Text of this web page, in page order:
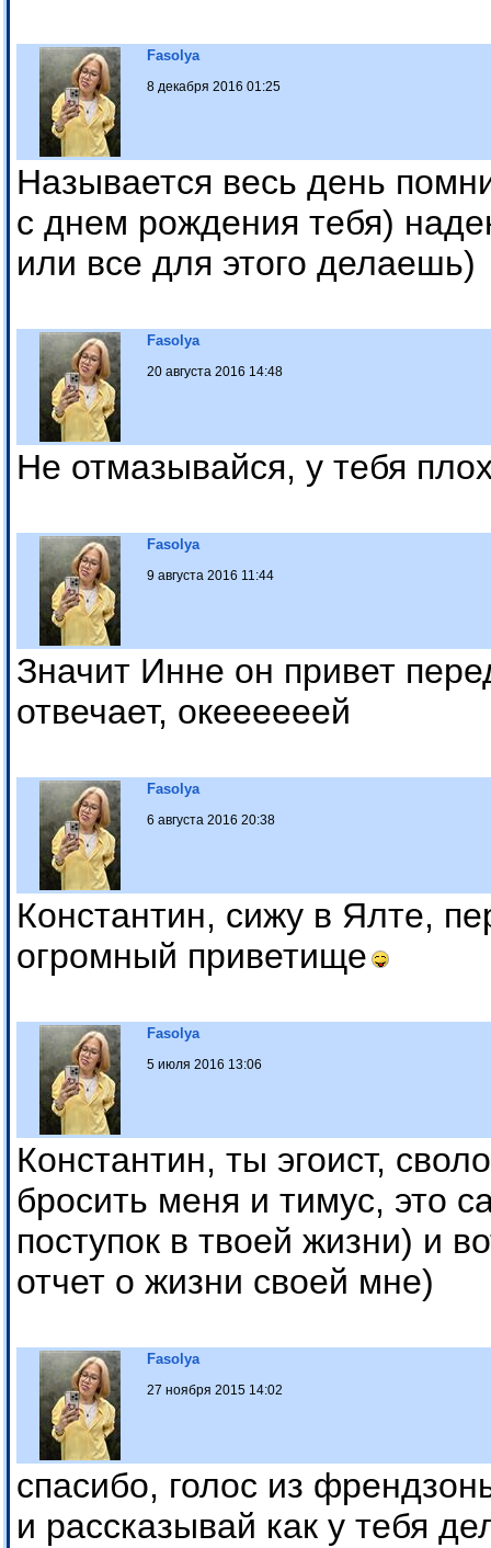
Fasolya
8 декабря 2016 01:25
Называется весь день
с днем рождения тебя)
или все для этого делаешь)
Fasolya
20 августа 2016 14:48
Не отмазывайся, у тебя
Fasolya
9 августа 2016 11:44
Значит Инне он привет
отвечает, океееееей
Fasolya
6 августа 2016 20:38
Константин, сижу в Ялте,
огромный приветище
Fasolya
5 июля 2016 13:06
Константин, ты эгоист,
бросить меня и тимус, это
поступок в твоей жизни) и
отчет о жизни своей мне)
Fasolya
27 ноября 2015 14:02
спасибо, голос из
и рассказывай как у тебя